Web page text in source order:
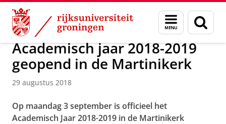
Skip
Content
Skip
Navigation
Menu
en
zoeken
Over ons Actueel Nieuws Nieuwsberichten
Academisch jaar 2018-2019
geopend in de Martinikerk
29 augustus 2018
Op maandag 3 september is officieel het
Academisch Jaar 2018-2019 in de Martinikerk